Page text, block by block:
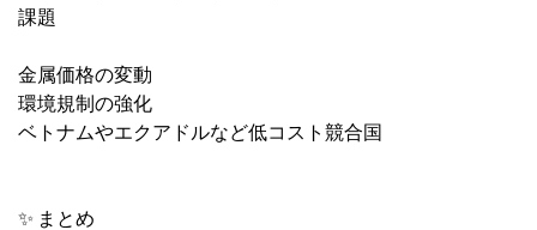
課題
金属価格の変動
環境規制の強化
ベトナムやエクアドルなど低コスト競合国
✨ まとめ